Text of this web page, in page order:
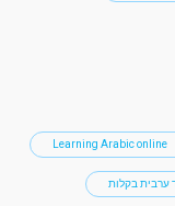
Learning Arabic online
ערבית בקלות